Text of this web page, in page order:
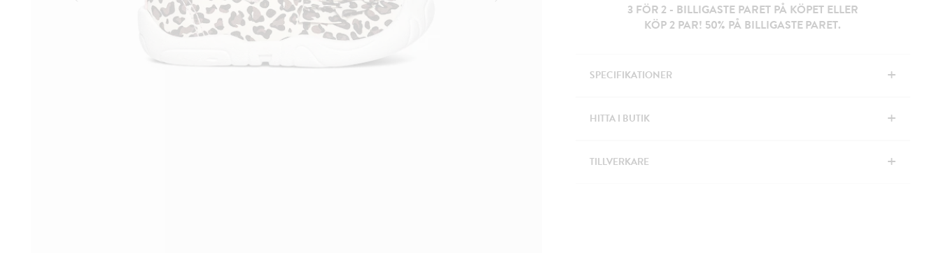
3 FÖR 2 - BILLIGASTE PARET PÅ KÖPET ELLER
KÖP 2 PAR! 50% PÅ BILLIGASTE PARET.
SPECIFIKATIONER +
HITTA I BUTIK +
TILLVERKARE +